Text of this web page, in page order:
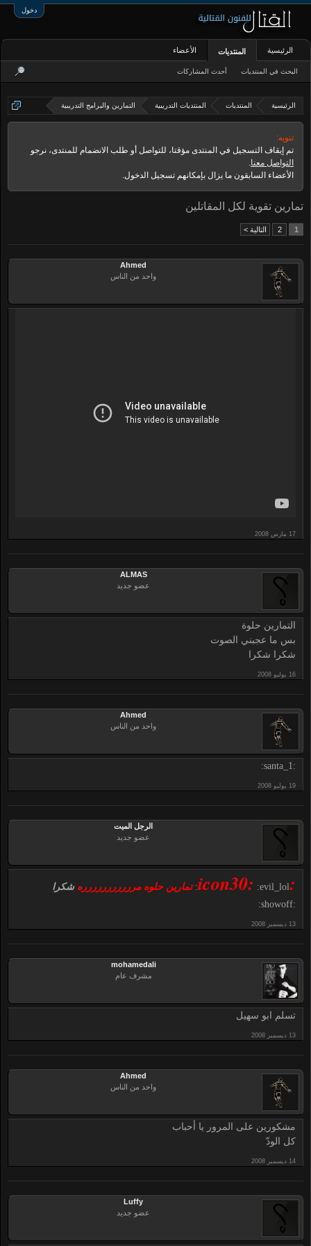
دخول
الرئيسية المنتديات المنتديات التدريبية التمارين والبرامج التدريبية
تنويه:
تم إيقاف التسجيل في المنتدى مؤقتا، للتواصل أو طلب الانضمام للمنتدى، نرجو
التواصل معنا.
الأعضاء السابقون ما يزال بإمكانهم تسجيل الدخول.
تمارين تقوية لكل المقاتلين
1
2 التالية >
Ahmed
واحد من الناس
ALMAS
عضو جديد
التمارين حلوة
بس ما عجبني الصوت
شكرا شكرا
Ahmed
واحد من الناس
:santa_1:
الرجل الميت
عضو جديد
:icon30:
:evil_lol: تمارين حلوه مررررررررررره شكرا
:showoff:
mohamedali
مشرف عام
تسلم ابو سهيل
Ahmed
واحد من الناس
مشكورين على المرور يا أحباب
كل الودّ
Luffy
عضو جديد
الرئيسية المنتديات
البحث في المنتديات أحدث المشاركات
الأعضاء